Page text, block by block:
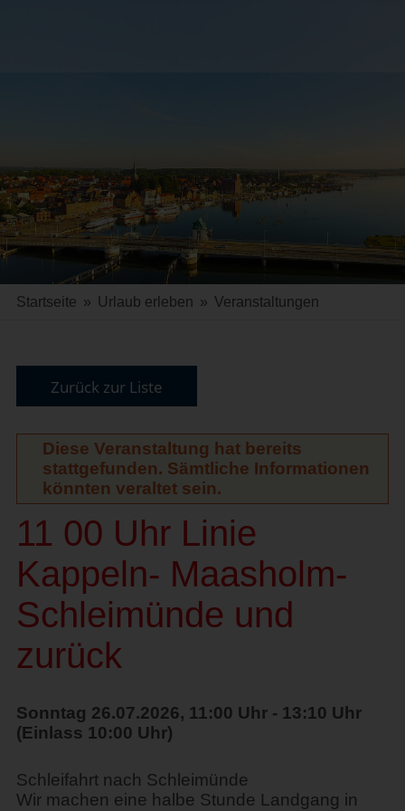
Startseite » Urlaub erleben » Veranstaltungen
Zurück zur Liste
Diese Veranstaltung hat bereits
stattgefunden. Sämtliche Informationen
könnten veraltet sein.
11 00 Uhr Linie
Kappeln- Maasholm-
Schleimünde und
zurück
Sonntag 26.07.2026, 11:00 Uhr - 13:10 Uhr
(Einlass 10:00 Uhr)
Schleifahrt nach Schleimünde
Wir machen eine halbe Stunde Landgang in